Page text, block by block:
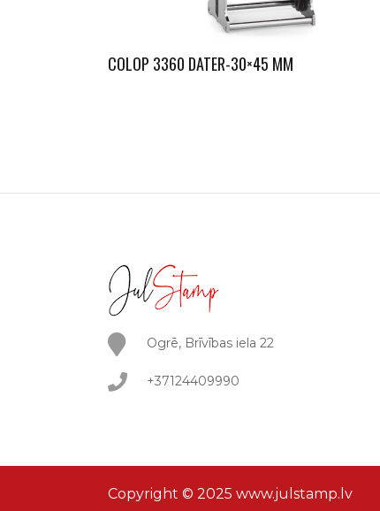
COLOP 3360 DATER-30×45 MM
Ogrē, Brīvības iela 22
+37124409990
Copyright © 2025 www.julstamp.lv